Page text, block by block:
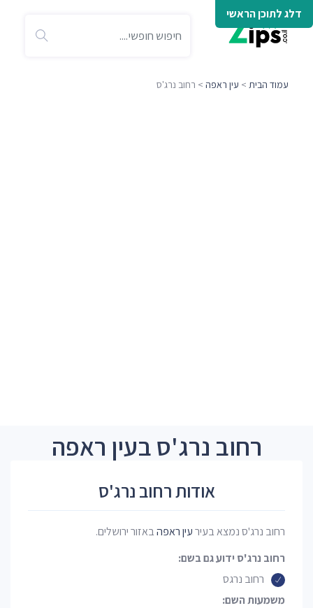
דלג לתוכן הראשי
עמוד הבית > עין ראפה > רחוב נרג'ס
רחוב נרג'ס בעין ראפה
אודות רחוב נרג'ס
רחוב נרג'ס נמצא בעירעין ראפהבאזור ירושלים.
רחוב נרג'ס ידוע גם בשם:
רחוב נרגס
משמעות השם: